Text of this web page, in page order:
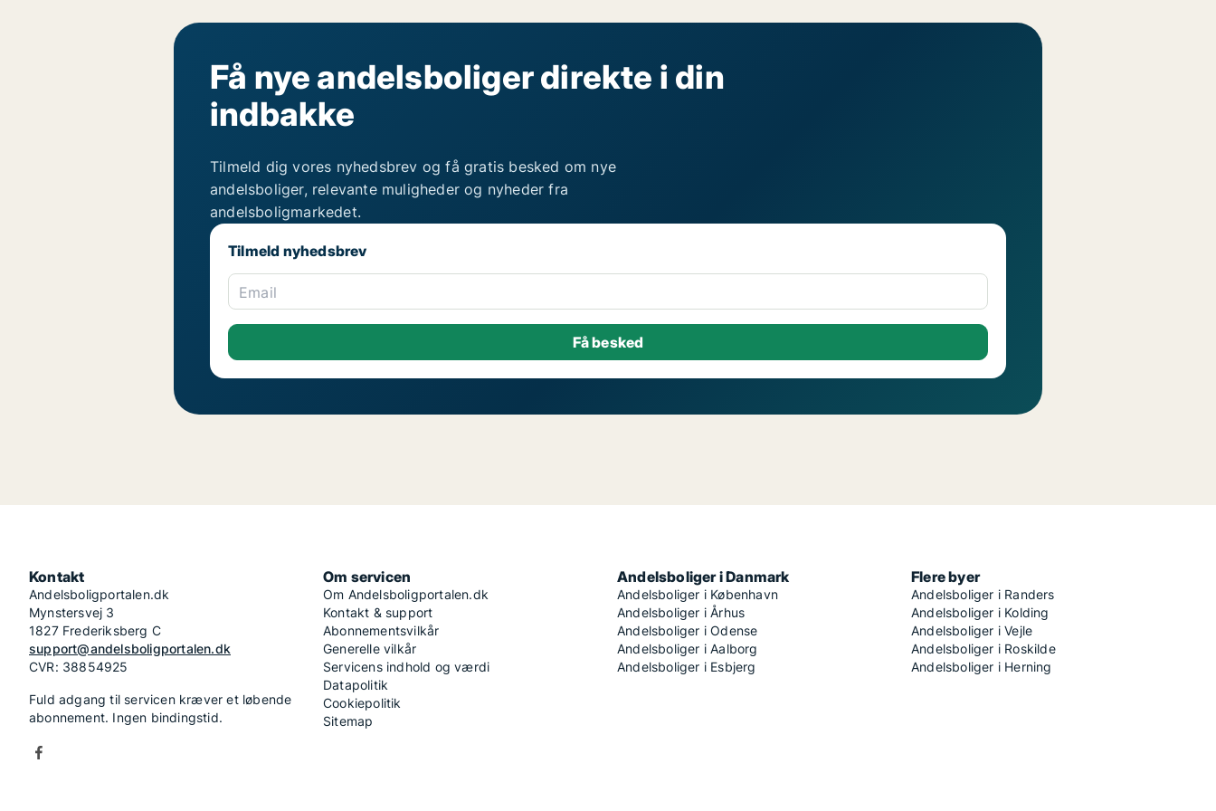
Få nye andelsboliger direkte i din
indbakke
Tilmeld dig vores nyhedsbrev og få gratis besked om nye
andelsboliger, relevante muligheder og nyheder fra
andelsboligmarkedet.
Tilmeld nyhedsbrev
Email
Kontakt
Andelsboligportalen.dk
Mynstersvej 3
1827 Frederiksberg C
support@andelsboligportalen.dk
CVR: 38854925
Fuld adgang til servicen kræver et løbende
abonnement. Ingen bindingstid.
Om servicen
Om Andelsboligportalen.dk
Kontakt & support
Abonnementsvilkår
Generelle vilkår
Servicens indhold og værdi
Datapolitik
Cookiepolitik
Sitemap
Andelsboliger i Danmark
Andelsboliger i København
Andelsboliger i Århus
Andelsboliger i Odense
Andelsboliger i Aalborg
Andelsboliger i Esbjerg
Flere byer
Andelsboliger i Randers
Andelsboliger i Kolding
Andelsboliger i Vejle
Andelsboliger i Roskilde
Andelsboliger i Herning